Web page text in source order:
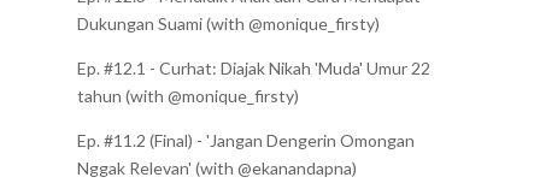
Dukungan Suami (with @monique_firsty)
Ep. #12.1 - Curhat: Diajak Nikah 'Muda' Umur 22
tahun (with @monique_firsty)
Ep. #11.2 (Final) - 'Jangan Dengerin Omongan
Nggak Relevan' (with @ekanandapna)